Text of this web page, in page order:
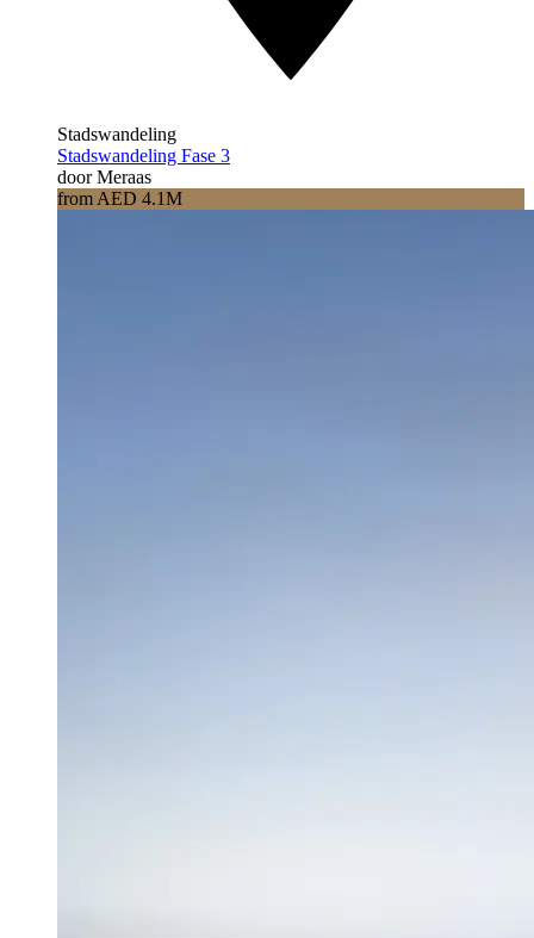
Stadswandeling
Stadswandeling Fase 3
door Meraas
from AED 4.1M